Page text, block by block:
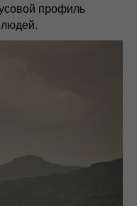
профиль
людей.